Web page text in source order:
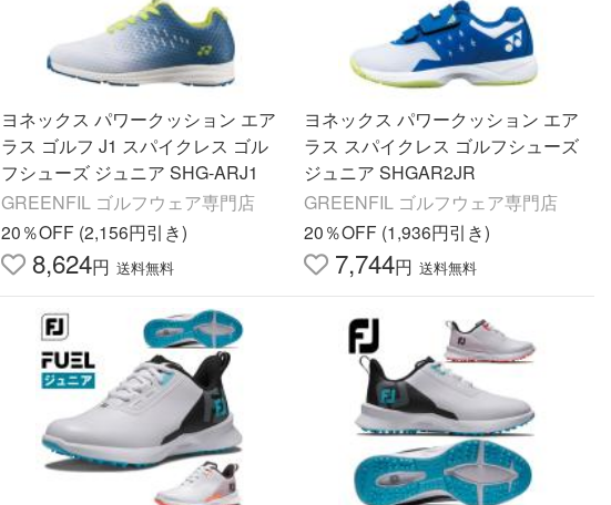
ヨネックス パワークッション エア
ラス ゴルフ J1 スパイクレス ゴル
フシューズ ジュニア SHG-ARJ1
GREENFIL ゴルフウェア専門店
20％OFF (2,156円引き)
8,624円 送料無料
ヨネックス パワークッション エア
ラス スパイクレス ゴルフシューズ
ジュニア SHGAR2JR
GREENFIL ゴルフウェア専門店
20％OFF (1,936円引き)
7,744円 送料無料